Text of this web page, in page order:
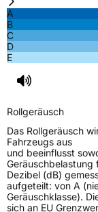
Fahrzeugklasse
3PMSF /
EPREL ID 601147
Allgemeine
Herstellerkontakt
A
B
C
D
E
Rollgeräusch
Das Rollgeräusch
Fahrzeugs aus
und beeinflusst
Geräuschbelastung
Dezibel (dB)
aufgeteilt: von A
Geräuschklasse).
sich an EU